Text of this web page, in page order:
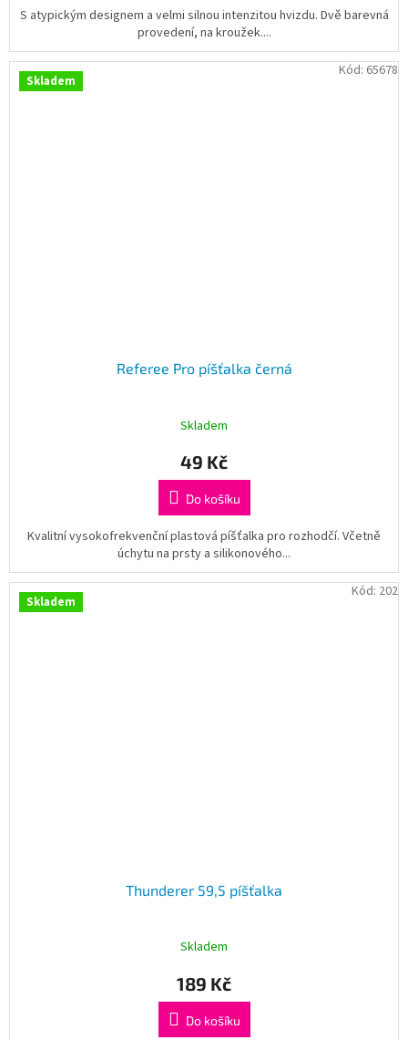
S atypickým designem a velmi silnou intenzitou hvizdu. Dvě barevná
provedení, na kroužek....
Skladem
Referee Pro píšťalka černá
Skladem
49 Kč
Do košíku
Kvalitní vysokofrekvenční plastová píšťalka pro rozhodčí. Včetně
úchytu na prsty a silikonového...
Kód: 65678
Skladem
Thunderer 59,5 píšťalka
Skladem
189 Kč
Do košíku
Kód: 202